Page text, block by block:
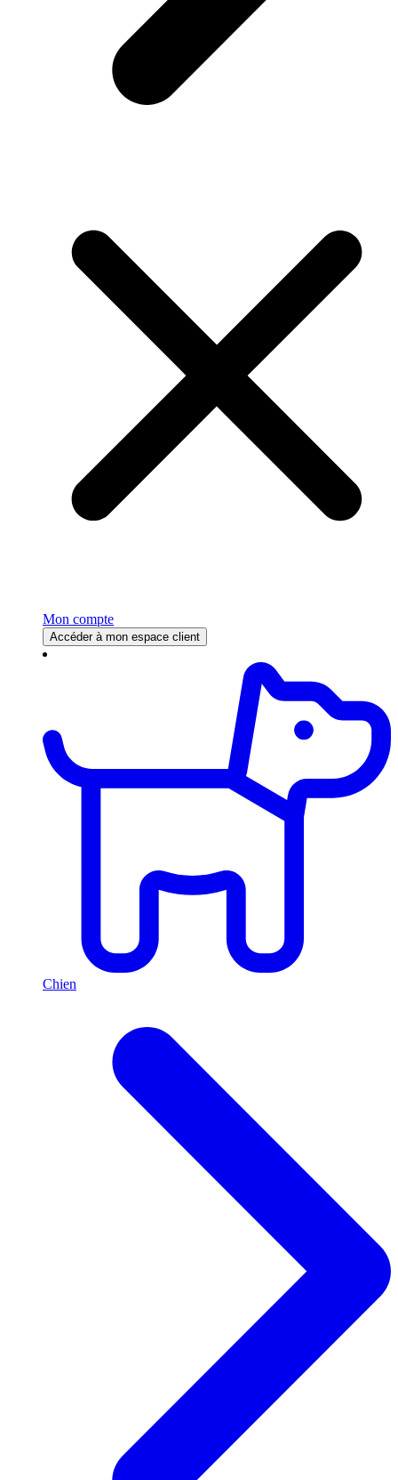
Mon compte
Accéder à mon espace client
Chien